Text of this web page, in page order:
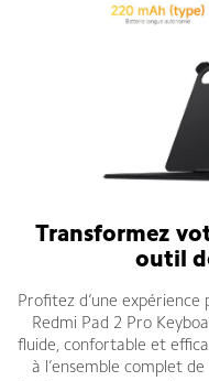
Transformez
outil
Profitez d’une expérience
Redmi Pad 2 Pro
fluide, confortable et
à l’ensemble complet